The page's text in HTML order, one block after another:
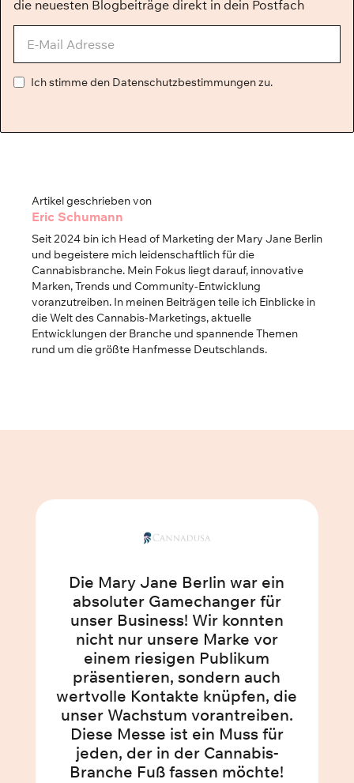
die neuesten Blogbeiträge direkt in dein Postfach
Ich stimme den Datenschutzbestimmungen zu.
Artikel geschrieben von
Eric Schumann
Seit 2024 bin ich Head of Marketing der Mary Jane Berlin
und begeistere mich leidenschaftlich für die
Cannabisbranche. Mein Fokus liegt darauf, innovative
Marken, Trends und Community-Entwicklung
voranzutreiben. In meinen Beiträgen teile ich Einblicke in
die Welt des Cannabis-Marketings, aktuelle
Entwicklungen der Branche und spannende Themen
rund um die größte Hanfmesse Deutschlands.
Die Mary Jane Berlin war ein
absoluter Gamechanger für
unser Business! Wir konnten
nicht nur unsere Marke vor
einem riesigen Publikum
präsentieren, sondern auch
wertvolle Kontakte knüpfen, die
unser Wachstum vorantreiben.
Diese Messe ist ein Muss für
jeden, der in der Cannabis-
Branche Fuß fassen möchte!